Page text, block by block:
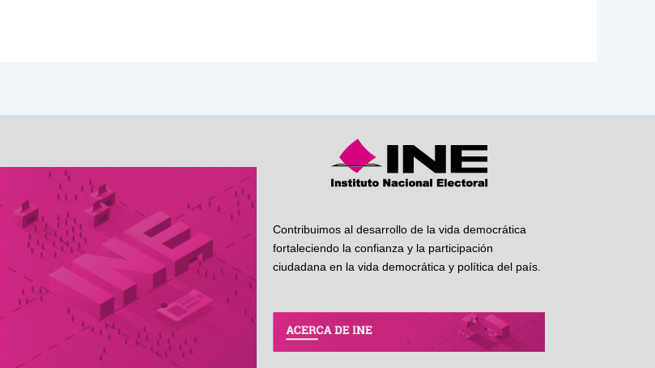
Contribuimos al desarrollo de la vida democrática
fortaleciendo la confianza y la participación
ciudadana en la vida democrática y política del país.